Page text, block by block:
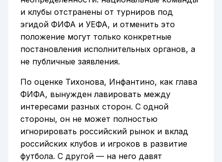
и клубы отстранены от турниров под
эгидой ФИФА и УЕФА, и отменить это
положение могут только конкретные
постановления исполнительных органов, а
не публичные заявления.
По оценке Тихонова, Инфантино, как глава
ФИФА, вынужден лавировать между
интересами разных сторон. С одной
стороны, он не может полностью
игнорировать российский рынок и вклад
российских клубов и игроков в развитие
футбола. С другой — на него давят